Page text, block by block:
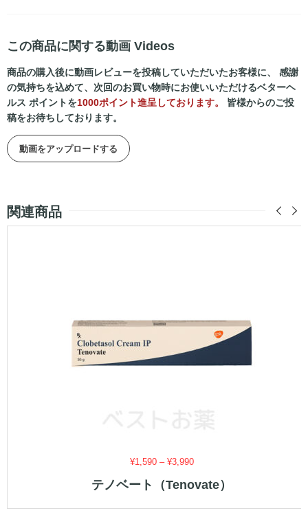
この商品に関する動画 Videos
商品の購入後に動画レビューを投稿していただいたお客様に、 感謝
の気持ちを込めて、次回のお買い物時にお使いいただけるベターヘ
ルス ポイントを1000ポイント進呈しております。
皆様からのご投
稿をお待ちしております。
動画をアップロードする
関連商品
¥1,590 –¥3,990価
帯:
テノベート（Tenovate）